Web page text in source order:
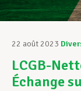
Vos
22 août 2023
LCGB-
Échange